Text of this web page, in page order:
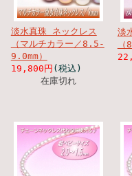
淡水真珠 ネックレス
（マルチカラー／8.5-
9.0mm）
19,800円 (税込)
在庫切れ
淡